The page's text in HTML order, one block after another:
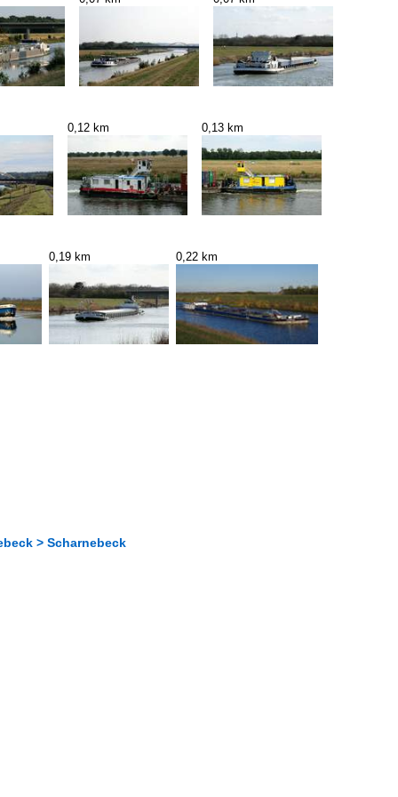
0,12 km 0,13 km
0,19 km 0,22 km
> Scharnebeck